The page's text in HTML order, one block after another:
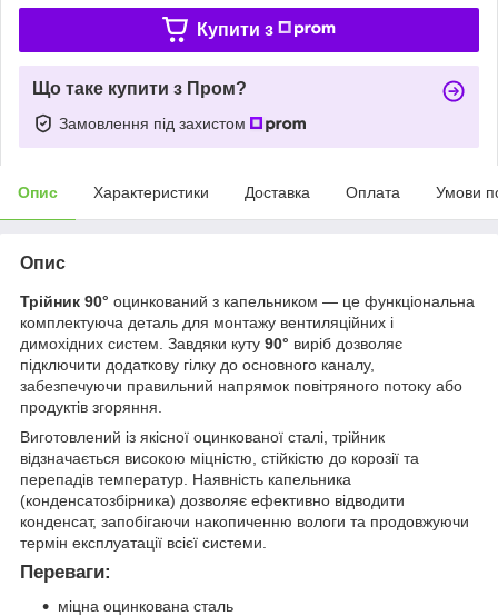
Купити з
Що таке купити з Пром?
Замовлення під захистом
Опис Характеристики Доставка Оплата Умови
Опис
Трійник 90° оцинкований з капельником — це функціональна
комплектуюча деталь для монтажу вентиляційних і
димохідних систем. Завдяки куту 90° виріб дозволяє
підключити додаткову гілку до основного каналу,
забезпечуючи правильний напрямок повітряного потоку або
продуктів згоряння.
Виготовлений із якісної оцинкованої сталі, трійник
відзначається високою міцністю, стійкістю до корозії та
перепадів температур. Наявність капельника
(конденсатозбірника) дозволяє ефективно відводити
конденсат, запобігаючи накопиченню вологи та продовжуючи
термін експлуатації всієї системи.
Переваги:
міцна оцинкована сталь